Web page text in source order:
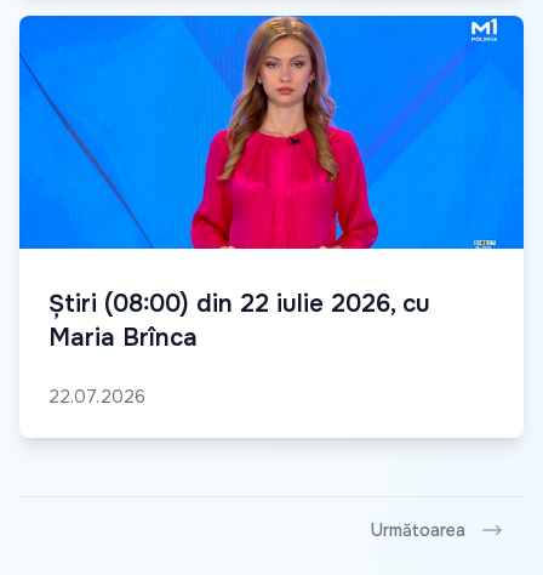
Știri (08:00) din 22 iulie 2026, cu
Maria Brînca
22.07.2026
Următoarea